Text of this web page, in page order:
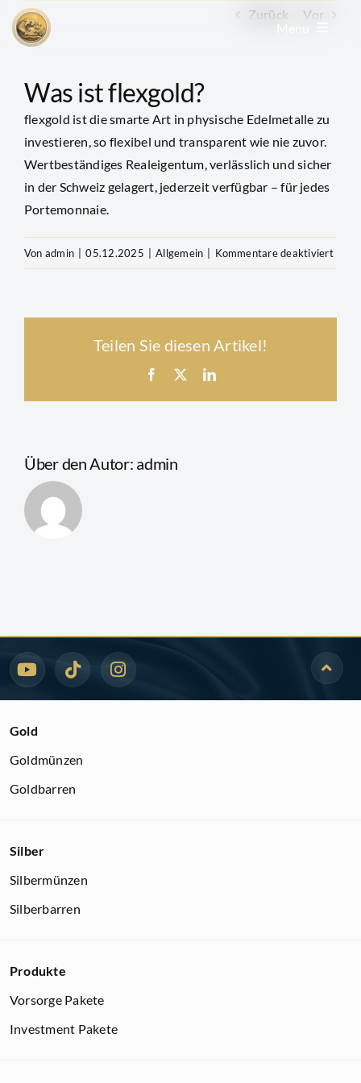
Zum
Inhalt
Menu
Edelmetall kaufen
Edelmetall verkaufen
Goldkonto
News & Beiträge
Newsletter
Zurück Vor
Was ist flexgold?
flexgold ist die smarte Art in physische Edelmetalle zu
investieren, so flexibel und transparent wie nie zuvor.
Wertbeständiges Realeigentum, verlässlich und sicher
in der Schweiz gelagert, jederzeit verfügbar – für jedes
Portemonnaie.
Von admin 05.12.2025 Allgemein Kommentare deaktiviertfür
Teilen Sie diesen Artikel!
Facebook LinkedIn
Über den Autor: admin
Gold
Goldmünzen
Goldbarren
Silber
Silbermünzen
Silberbarren
Produkte
Vorsorge Pakete
Investment Pakete